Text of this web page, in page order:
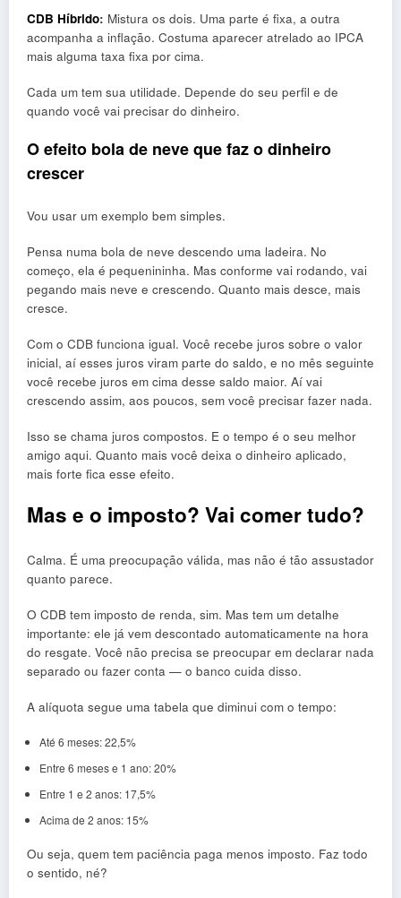
CDB Híbrido: Mistura os dois. Uma parte é fixa, a outra
acompanha a inflação. Costuma aparecer atrelado ao IPCA
mais alguma taxa fixa por cima.
Cada um tem sua utilidade. Depende do seu perfil e de
quando você vai precisar do dinheiro.
O efeito bola de neve que faz o dinheiro
crescer
Vou usar um exemplo bem simples.
Pensa numa bola de neve descendo uma ladeira. No
começo, ela é pequenininha. Mas conforme vai rodando, vai
pegando mais neve e crescendo. Quanto mais desce, mais
cresce.
Com o CDB funciona igual. Você recebe juros sobre o valor
inicial, aí esses juros viram parte do saldo, e no mês seguinte
você recebe juros em cima desse saldo maior. Aí vai
crescendo assim, aos poucos, sem você precisar fazer nada.
Isso se chama juros compostos. E o tempo é o seu melhor
amigo aqui. Quanto mais você deixa o dinheiro aplicado,
mais forte fica esse efeito.
Mas e o imposto? Vai comer tudo?
Calma. É uma preocupação válida, mas não é tão assustador
quanto parece.
O CDB tem imposto de renda, sim. Mas tem um detalhe
importante: ele já vem descontado automaticamente na hora
do resgate. Você não precisa se preocupar em declarar nada
separado ou fazer conta — o banco cuida disso.
A alíquota segue uma tabela que diminui com o tempo:
Até 6 meses: 22,5%
Entre 6 meses e 1 ano: 20%
Entre 1 e 2 anos: 17,5%
Acima de 2 anos: 15%
Ou seja, quem tem paciência paga menos imposto. Faz todo
o sentido, né?